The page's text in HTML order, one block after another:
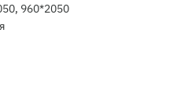
960*2050